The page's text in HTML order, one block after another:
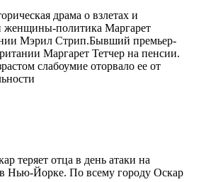
драма о взлетах и
женщины-политика Маргарет
Мэрил Стрип.Бывший премьер-
Маргарет Тетчер на пенсии.
слабоумие оторвало ее от
теряет отца в день атаки на
Нью-Йорке. По всему городу Оскар